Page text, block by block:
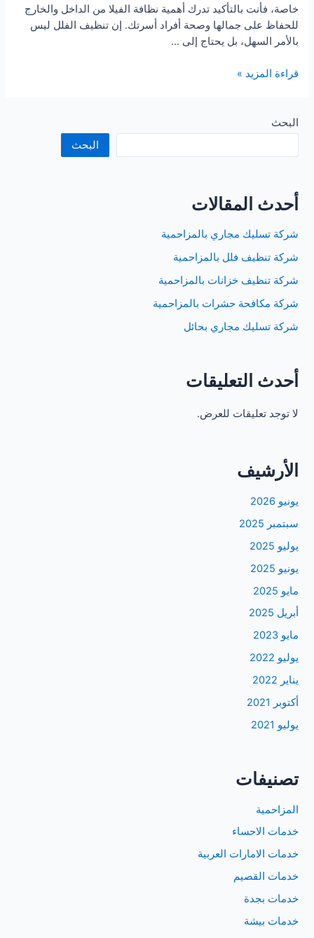
خاصة، فأنت بالتأكيد تدرك أهمية نظافة الفيلا من الداخل والخارج
للحفاظ على جمالها وصحة أفراد أسرتك. إن تنظيف الفلل ليس
بالأمر السهل، بل يحتاج إلى …
شركة
بالرياض
قراءة المزيد »
البحث
البحث
أحدث المقالات
شركة تسليك مجاري بالمزاحمية
شركة تنظيف فلل بالمزاحمية
شركة تنظيف خزانات بالمزاحمية
شركة مكافحة حشرات بالمزاحمية
شركة تسليك مجاري بحائل
أحدث التعليقات
لا توجد تعليقات للعرض.
الأرشيف
يونيو 2026
سبتمبر 2025
يوليو 2025
يونيو 2025
مايو 2025
أبريل 2025
مايو 2023
يوليو 2022
يناير 2022
أكتوبر 2021
يوليو 2021
تصنيفات
المزاحمية
خدمات الاحساء
خدمات الامارات العربية
خدمات القصيم
خدمات بجدة
خدمات بيشة